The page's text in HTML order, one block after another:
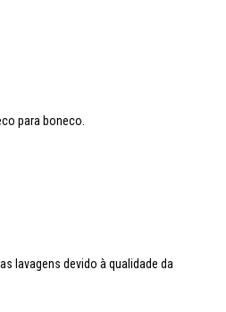
para boneco.
lavagens devido à qualidade da